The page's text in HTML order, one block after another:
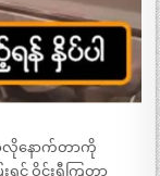
လိုနောက်တာကို
ရင် ဝိုင်းရီကြတာ